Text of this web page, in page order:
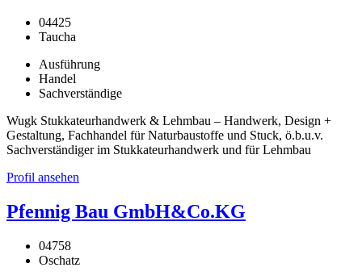
04425
Taucha
Ausführung
Handel
Sachverständige
Wugk Stukkateurhandwerk & Lehmbau – Handwerk, Design +
Gestaltung, Fachhandel für Naturbaustoffe und Stuck, ö.b.u.v.
Sachverständiger im Stukkateurhandwerk und für Lehmbau
Profil ansehen
Pfennig Bau GmbH&Co.KG
04758
Oschatz